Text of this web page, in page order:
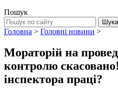
Пошук
Головна > Головні новини >
Мораторій на
контролю
інспектора праці?